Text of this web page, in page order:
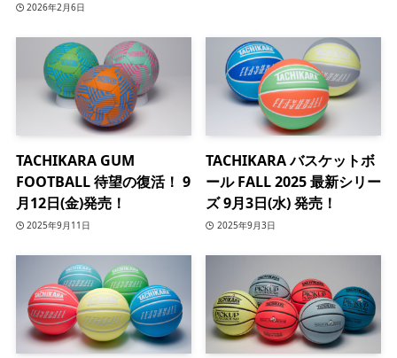
2026年2月6日
TACHIKARA GUM
FOOTBALL 待望の復活！ 9
月12日(金)発売！
2025年9月11日
TACHIKARA バスケットボ
ール FALL 2025 最新シリー
ズ 9月3日(水) 発売！
2025年9月3日